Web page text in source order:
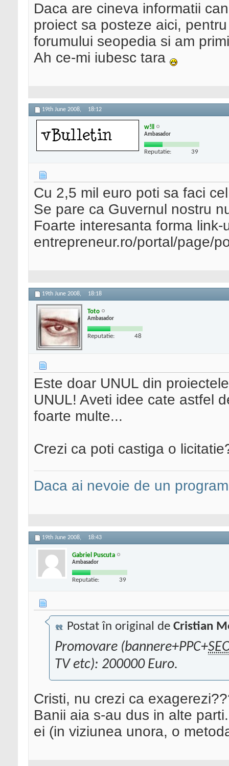
Daca are cineva informatii
proiect sa posteze aici,
forumului seopedia si am
Ah ce-mi iubesc tara
19th June 2008, 18:12
w!ll
Ambasador
Reputatie: 39
Cu 2,5 mil euro poti sa faci
Se pare ca Guvernul nostru
Foarte interesanta forma link-
entrepreneur.ro/portal/page/
19th June 2008, 18:18
Toto
Ambasador
Reputatie: 48
Este doar UNUL din
UNUL! Aveti idee cate astfel
foarte multe...
Crezi ca poti castiga o
Daca ai nevoie de un
19th June 2008, 18:43
Gabriel Puscuta
Ambasador
Reputatie: 39
Postat în original de Cristian
Promovare (bannere+PPC+
TV etc): 200000 Euro.
Cristi, nu crezi ca
Banii aia s-au dus in alte
ei (in viziunea unora, o